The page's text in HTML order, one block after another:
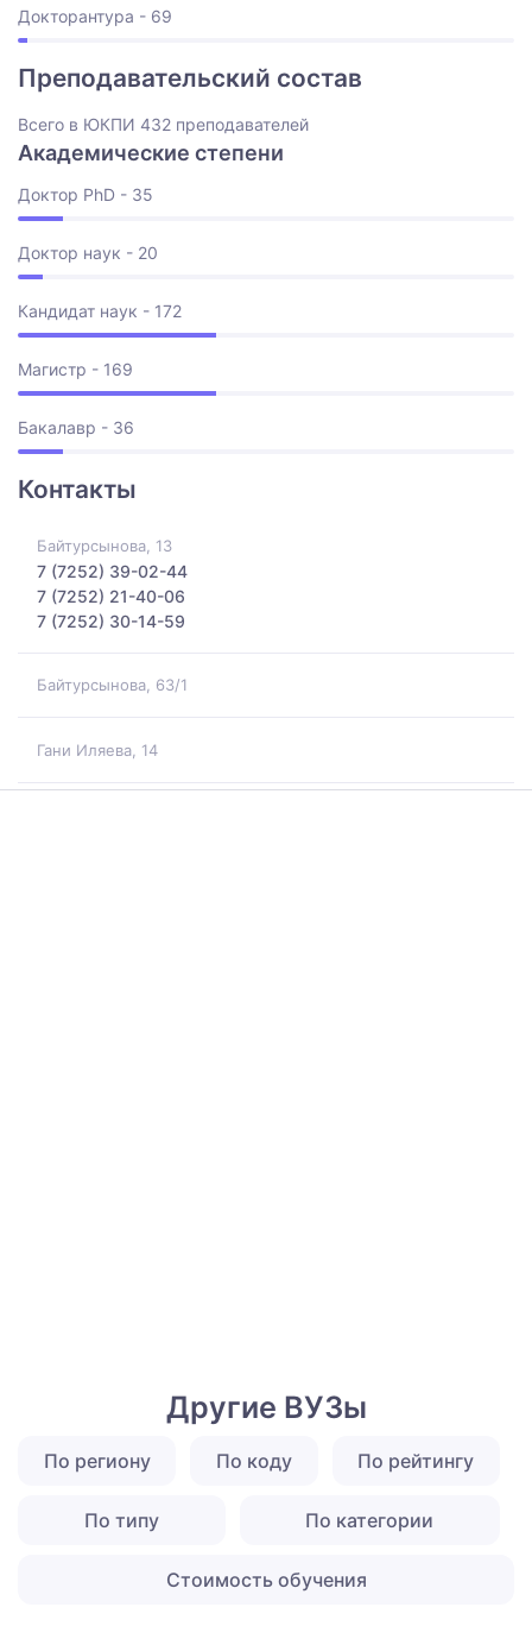
Докторантура - 69
Преподавательский состав
Всего в ЮКПИ 432 преподавателей
Академические степени
Доктор PhD - 35
Доктор наук - 20
Кандидат наук - 172
Магистр - 169
Бакалавр - 36
Контакты
Байтурсынова, 13
7 (7252) 39-02-44
7 (7252) 21-40-06
7 (7252) 30-14-59
Байтурсынова, 63/1
Гани Иляева, 14
Другие ВУЗы
По региону По коду По рейтингу
По типу По категории
Стоимость обучения